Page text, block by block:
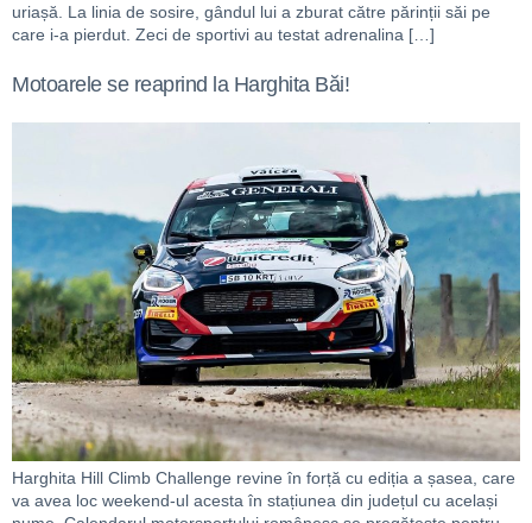
uriașă. La linia de sosire, gândul lui a zburat către părinții săi pe
care i-a pierdut. Zeci de sportivi au testat adrenalina […]
Motoarele se reaprind la Harghita Băi!
Harghita Hill Climb Challenge revine în forță cu ediția a șasea, care
va avea loc weekend-ul acesta în stațiunea din județul cu același